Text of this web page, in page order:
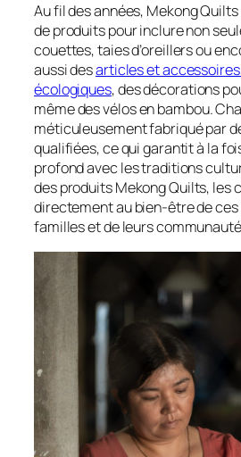
Au fil des années, Mekong
de produits pour inclure non
couettes, taies d’oreillers ou
aussi desarticles et
écologiques, des décorations
même des vélos en bambou.
méticuleusement fabriqué par
qualifiées, ce qui garantit à la
profond avec les traditions
des produits Mekong Quilts, les
directement au bien-être de
familles et de leurs